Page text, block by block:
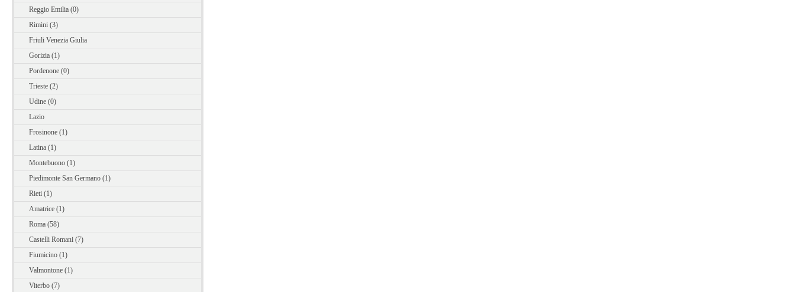
Reggio Emilia (0)
Rimini (3)
Friuli Venezia Giulia
Gorizia (1)
Pordenone (0)
Trieste (2)
Udine (0)
Lazio
Frosinone (1)
Latina (1)
Montebuono (1)
Piedimonte San Germano (1)
Rieti (1)
Amatrice (1)
Roma (58)
Castelli Romani (7)
Fiumicino (1)
Valmontone (1)
Viterbo (7)